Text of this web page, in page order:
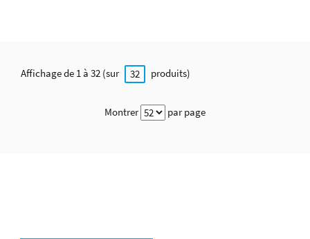
Affichage de 1 à 32 (sur 32 produits)
Montrer par page